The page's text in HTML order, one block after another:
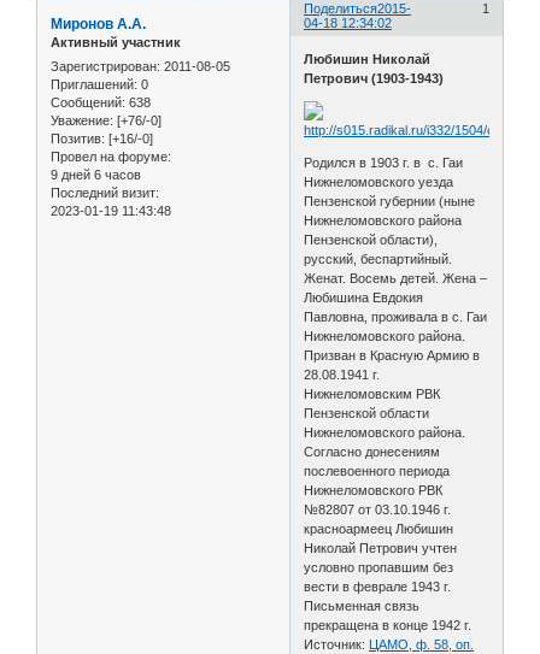
Поделиться 1
2015-
04-18 12:34:02
Миронов А.А.
Активный участник
Зарегистрирован: 2011-08-05
Приглашений: 0
Сообщений: 638
Уважение: [+76/-0]
Позитив: [+16/-0]
Провел на форуме:
9 дней 6 часов
Последний визит:
2023-01-19 11:43:48
Любишин Николай
Петрович (1903-1943)
Родился в 1903 г. в с. Гаи
Нижнеломовского уезда
Пензенской губернии (ныне
Нижнеломовского района
Пензенской области),
русский, беспартийный.
Женат. Восемь детей. Жена –
Любишина Евдокия
Павловна, проживала в с. Гаи
Нижнеломовского района.
Призван в Красную Армию в
28.08.1941 г.
Нижнеломовским РВК
Пензенской области
Нижнеломовского района.
Согласно донесениям
послевоенного периода
Нижнеломовского РВК
№82807 от 03.10.1946 г.
красноармеец Любишин
Николай Петрович учтен
условно пропавшим без
вести в феврале 1943 г.
Письменная связь
прекращена в конце 1942 г.
Источник: ЦАМО, ф. 58, оп.